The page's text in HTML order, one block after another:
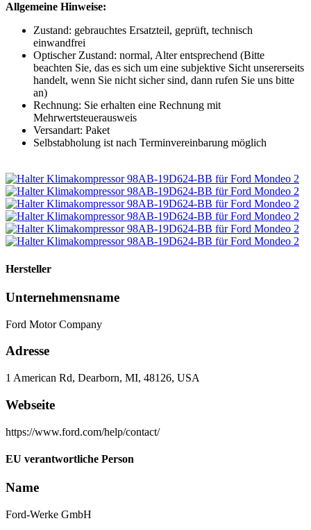
Allgemeine Hinweise:
Zustand: gebrauchtes Ersatzteil, geprüft, technisch
einwandfrei
Optischer Zustand: normal, Alter entsprechend (Bitte
beachten Sie, das es sich um eine subjektive Sicht unsererseits
handelt, wenn Sie nicht sicher sind, dann rufen Sie uns bitte
an)
Rechnung: Sie erhalten eine Rechnung mit
Mehrwertsteuerausweis
Versandart: Paket
Selbstabholung ist nach Terminvereinbarung möglich
Hersteller
Unternehmensname
Ford Motor Company
Adresse
1 American Rd, Dearborn, MI, 48126, USA
Webseite
https://www.ford.com/help/contact/
EU verantwortliche Person
Name
Ford-Werke GmbH